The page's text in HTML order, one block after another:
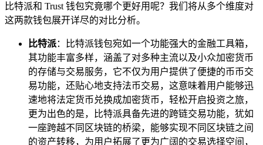
比特派和 Trust 钱包究竟哪个更好用呢？我们将从多个维度对
这两款钱包展开详尽的对比分析。
比特派：比特派钱包宛如一个功能强大的金融工具箱，
其功能丰富多样，涵盖了对多种主流以及小众加密货币
的存储与交易服务，它不仅为用户提供了便捷的币币交
易功能，还贴心地支持法币交易，这意味着用户能够迅
速地将法定货币兑换成加密货币，轻松开启投资之旅，
更为出色的是，比特派具备先进的跨链交易功能，犹如
一座跨越不同区块链的桥梁，能够实现不同区块链之间
的资产转移，为用户拓展了更为广阔的交易选择空间，